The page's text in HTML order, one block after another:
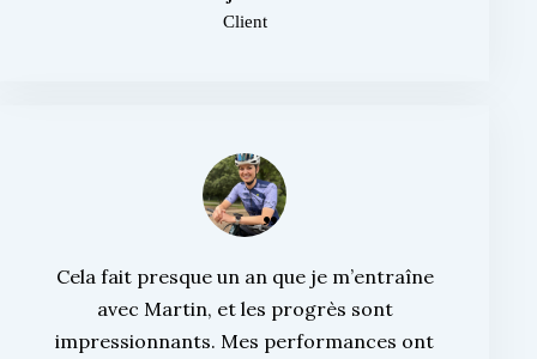
Client
Cela fait presque un an que je m’entraîne
avec Martin, et les progrès sont
impressionnants. Mes performances ont